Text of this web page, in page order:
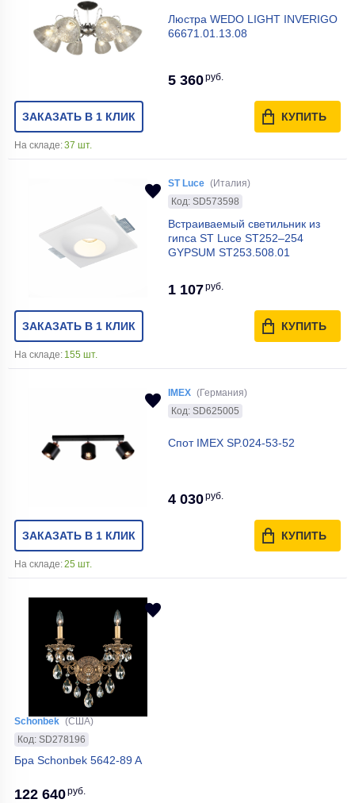
Люстра WEDO LIGHT INVERIGO
66671.01.13.08
5 360руб.
ЗАКАЗАТЬ В 1 КЛИК КУПИТЬ
На складе:37 шт.
ST Luce (Италия)
Код: SD573598
Встраиваемый светильник из
гипса ST Luce ST252–254
GYPSUM ST253.508.01
1 107руб.
ЗАКАЗАТЬ В 1 КЛИК КУПИТЬ
На складе: 155 шт.
IMEX (Германия)
Код: SD625005
Спот IMEX SP.024-53-52
4 030руб.
ЗАКАЗАТЬ В 1 КЛИК КУПИТЬ
На складе:25 шт.
Schonbek (США)
Код: SD278196
Бра Schonbek 5642-89 A
122 640руб.